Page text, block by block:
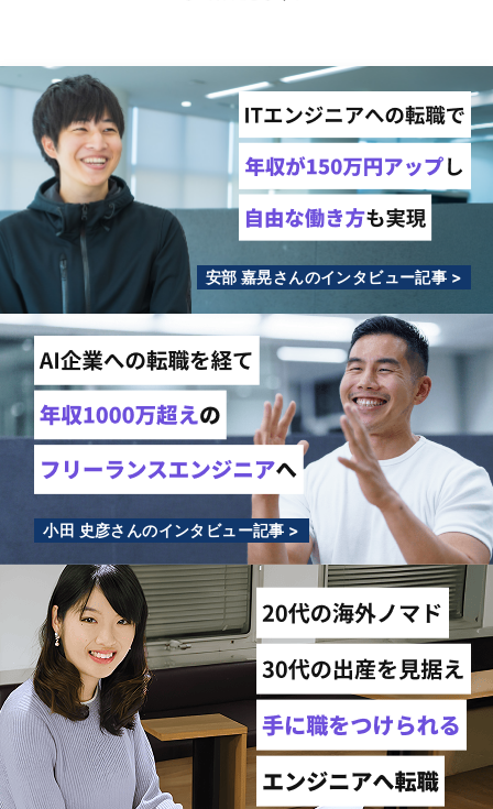
安部 嘉晃さんのインタビュー記事 >
小田 史彦さんのインタビュー記事 >